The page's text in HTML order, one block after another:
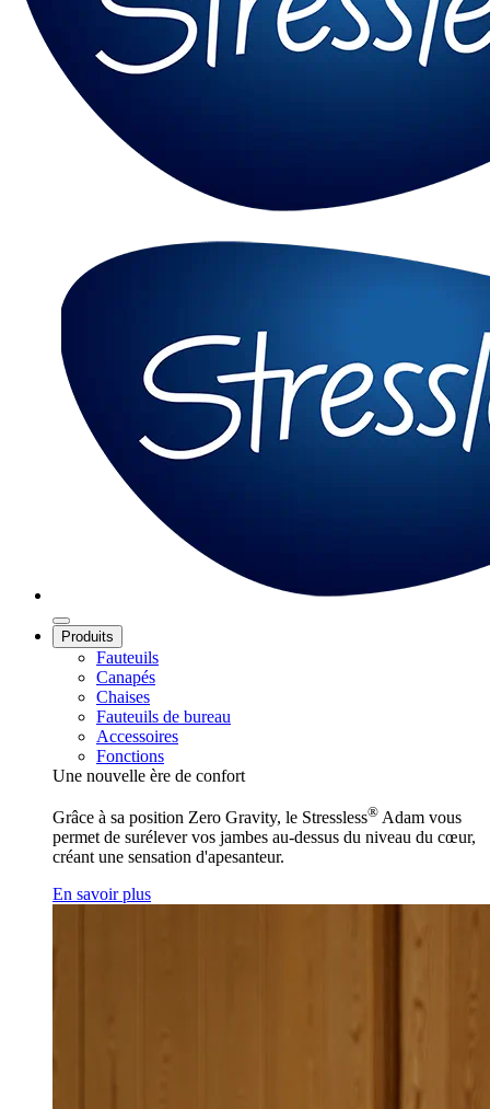
Produits
Fauteuils
Canapés
Chaises
Fauteuils de bureau
Accessoires
Fonctions
Une nouvelle ère de confort
Grâce à sa position Zero Gravity, le Stressless® Adam vous
permet de surélever vos jambes au-dessus du niveau du cœur,
créant une sensation d'apesanteur.
En savoir plus